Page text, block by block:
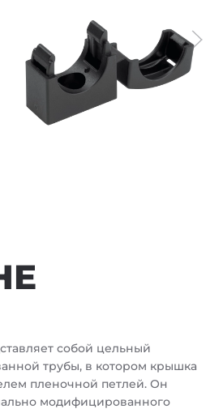
собой цельный
трубы, в котором крышка
пленочной петлей. Он
модифицированного